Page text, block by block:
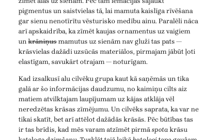
pigmentus un saistvielas tā, lai mamuta kaislīga rīvēšana
gar sienu nenotīrītu vēsturisko medību ainu. Paralēli nāca
arī apskaidrība, ka zīmēt kaujas ornamentus uz vaigiem
unkrāniņusmamutus uz sienām nav gluži tas pats —
krāsvielas dažādi uzsūcās materiālos, pirmajam jābūt ļoti
elastīgam, savukārt otrajam — noturīgam.
Kad izsalkusī alu cilvēku grupa kaut kā saņēmās un tika
galā ar šo informācijas daudzumu, no kaimiņu cilts aiz
matiem atvilktajam laupījumam uz kājas atklāja vēl
neredzētas krāsas zīmējumu. Un cilvēks saprata, ka var ne
tikai skatīt, bet arī attēlot dažādās krāsās. Pēc būtības tas
ir tas brīdis, kad mēs varam atzīmēt pirmāspotakrāsu